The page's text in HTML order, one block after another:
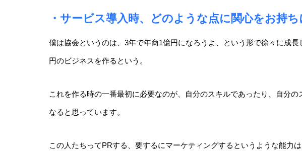
・サービス導入時、どのような点に関心をお持
僕は協会というのは、3年で年商1億円になろうよ、という形で徐々に成
円のビジネスを作るという。
これを作る時の一番最初に必要なのが、自分のスキルであったり、自分
なると思っています。
この人たちってPRする、要するにマーケティングするというような能力